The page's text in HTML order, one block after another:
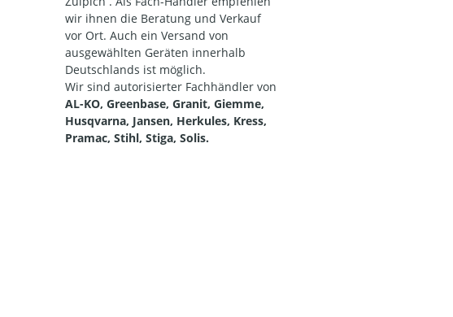
wir ihnen die Beratung und Verkauf
vor Ort. Auch ein Versand von
ausgewählten Geräten innerhalb
Deutschlands ist möglich.
Wir sind autorisierter Fachhändler von
AL-KO, Greenbase, Granit, Giemme,
Husqvarna, Jansen, Herkules, Kress,
Pramac, Stihl, Stiga, Solis.